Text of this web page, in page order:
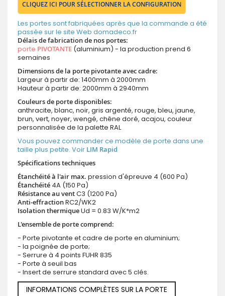
CLIQUEZ ICI POUR SÉLECTIONNER LA CONFIGURATION
Les portes sont fabriquées après que la commande a été
passée sur le site Web domadeco.fr
Délais de fabrication de nos portes:
porte PIVOTANTE (aluminium) - la production prend 6
semaines
Dimensions de la porte pivotante avec cadre:
Largeur à partir de: 1400mm à 2000mm
Hauteur à partir de: 2000mm à 2940mm
Couleurs de porte disponibles:
anthracite, blanc, noir, gris argenté, rouge, bleu, jaune,
brun, vert, noyer, wengé, chêne doré, acajou, couleur
personnalisée de la palette RAL
Vous pouvez commander ce modèle de porte dans une
taille plus petite. Voir LIM Rapid
Spécifications techniques
Étanchéité à l'air max. pression d'épreuve 4 (600 Pa)
Étanchéité 4A (150 Pa)
Résistance au ventC3 (1200 Pa)
Anti-effractionRC2/WK2
Isolation thermiqueUd = 0.83 W/K*m2
L'ensemble de porte comprend:
- Porte pivotante et cadre de porte en aluminium;
- la poignée de porte;
- Serrure à 4 points FUHR 835
- Porte à seuil bas
- Insert de serrure standard avec 5 clés.
INFORMATIONS COMPLÈTES SUR LA PORTE